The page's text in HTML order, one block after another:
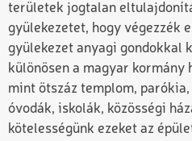
területek jogtalan
gyülekezetet, hogy végezzék
gyülekezet anyagi gondokkal
különösen a magyar
mint ötszáz templom,
óvodák, iskolák, közösségi
kötelességünk ezeket az